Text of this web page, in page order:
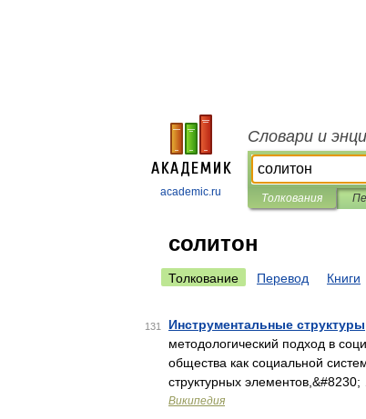
academic.ru
Словари и
Толкования
солитон
Толкование Перевод Книги
131 Инструментальные структуры
методологический подход в
общества как социальной
структурных элементов,&#8230;
Википедия